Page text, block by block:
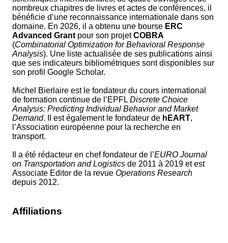
nombreux chapitres de livres et actes de conférences, il
bénéficie d’une reconnaissance internationale dans son
domaine. En 2026, il a obtenu une bourse ERC
Advanced Grantpour son projetCOBRA
(Combinatorial Optimization for Behavioral Response
Analysis). Une liste actualisée de ses publications ainsi
que ses indicateurs bibliométriques sont disponibles sur
son profil Google Scholar.
Michel Bierlaire est le fondateur du cours international
de formation continue de l’EPFLDiscrete Choice
Analysis: Predicting Individual Behavior and Market
Demand. Il est également le fondateur de hEART,
l’Association européenne pour la recherche en
transport.
Il a été rédacteur en chef fondateur de l’EURO Journal
on Transportation and Logistics de 2011 à 2019 et est
Associate Editor de la revue Operations Research
depuis 2012.
Affiliations